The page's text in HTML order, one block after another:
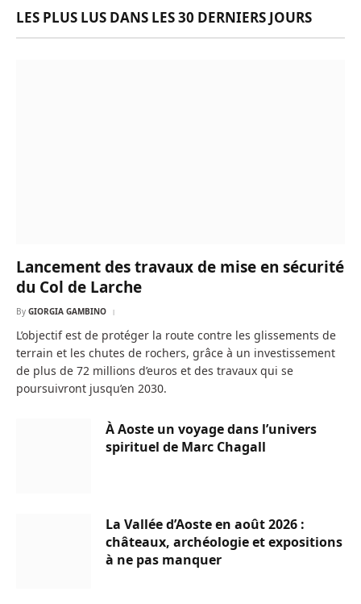
LES PLUS LUS DANS LES 30 DERNIERS JOURS
Lancement des travaux de mise en sécurité
du Col de Larche
By GIORGIA GAMBINO
L’objectif est de protéger la route contre les glissements de
terrain et les chutes de rochers, grâce à un investissement
de plus de 72 millions d’euros et des travaux qui se
poursuivront jusqu’en 2030.
À Aoste un voyage dans l’univers
spirituel de Marc Chagall
La Vallée d’Aoste en août 2026 :
châteaux, archéologie et expositions
à ne pas manquer